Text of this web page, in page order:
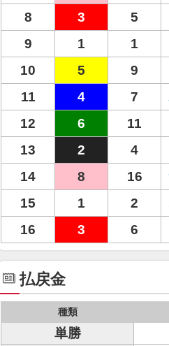
8
3 5
9
1 1
10
5 9
11
4 7
12
6 11
13
2 4
14
8 16
15
1 2
16
3 6
払戻金
種類
単勝